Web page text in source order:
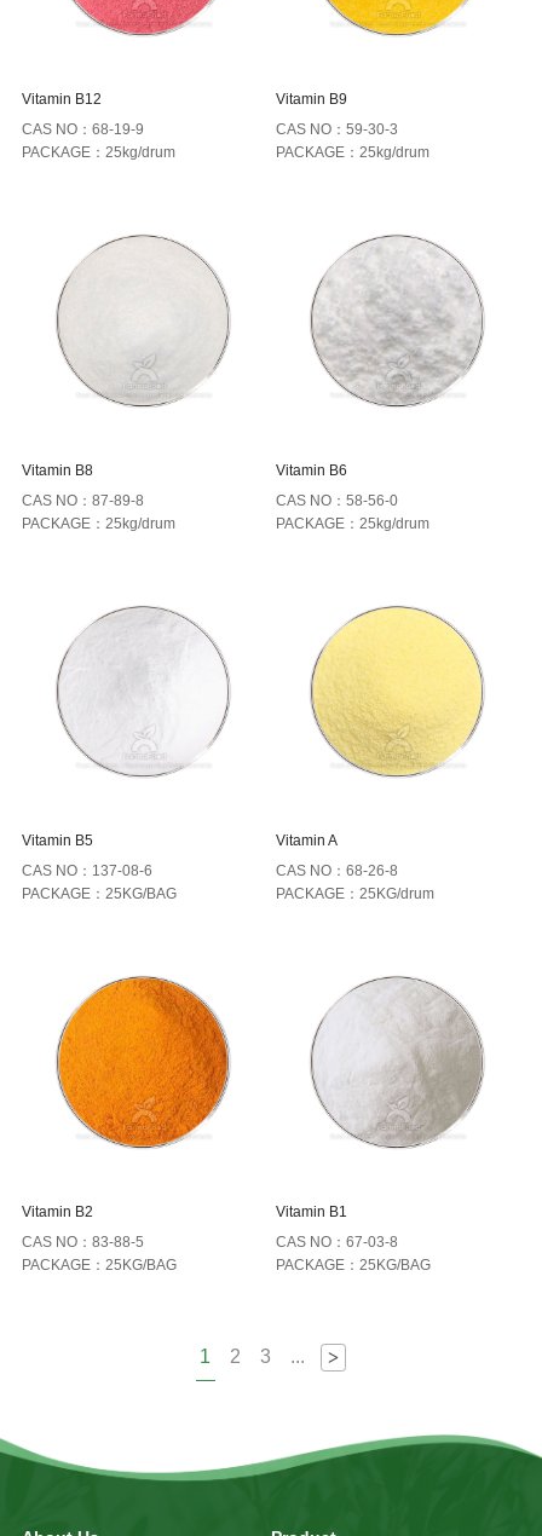
Vitamin B12
CAS NO：68-19-9
PACKAGE：25kg/drum
Vitamin B9
CAS NO：59-30-3
PACKAGE：25kg/drum
Vitamin B8
CAS NO：87-89-8
PACKAGE：25kg/drum
Vitamin B6
CAS NO：58-56-0
PACKAGE：25kg/drum
Vitamin B5
CAS NO：137-08-6
PACKAGE：25KG/BAG
Vitamin A
CAS NO：68-26-8
PACKAGE：25KG/drum
Vitamin B2
CAS NO：83-88-5
PACKAGE：25KG/BAG
Vitamin B1
CAS NO：67-03-8
PACKAGE：25KG/BAG
1 2 3 ... >